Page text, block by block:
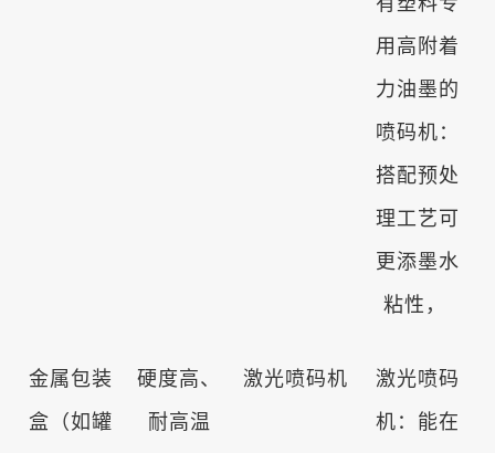
用高附着
力油墨的
喷码机：
搭配预处
理工艺可
更添墨水
粘性，
金属包装
盒（如罐
硬度高、
耐高温
激光喷码机
激光喷码
机：能在